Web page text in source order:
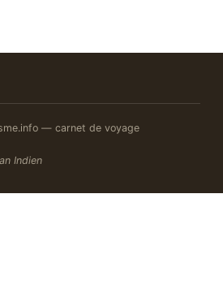
— carnet de voyage
Indien